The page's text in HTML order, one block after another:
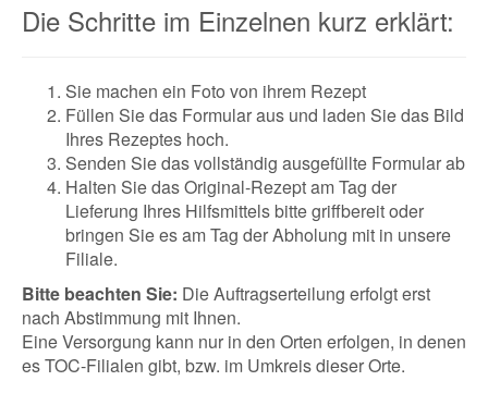
Die Schritte im Einzelnen kurz erklärt:
Sie machen ein Foto von ihrem Rezept
Füllen Sie das Formular aus und laden Sie das Bild
Ihres Rezeptes hoch.
Senden Sie das vollständig ausgefüllte Formular ab
Halten Sie das Original-Rezept am Tag der
Lieferung Ihres Hilfsmittels bitte griffbereit oder
bringen Sie es am Tag der Abholung mit in unsere
Filiale.
Bitte beachten Sie: Die Auftragserteilung erfolgt erst
nach Abstimmung mit Ihnen.
Eine Versorgung kann nur in den Orten erfolgen, in denen
es TOC-Filialen gibt, bzw. im Umkreis dieser Orte.